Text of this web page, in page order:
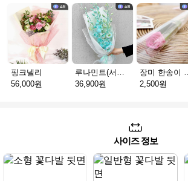
핑크넬리
56,000원
36,900원
2,500원
사이즈 정보